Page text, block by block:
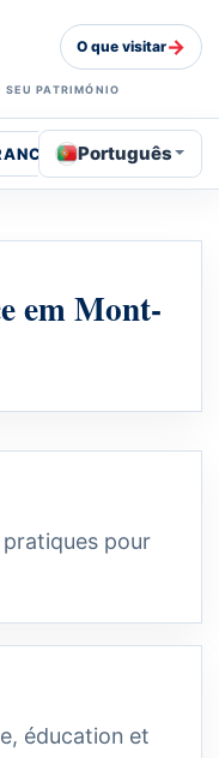
PATRIMÓNIO
O que visitar→
Português
em Mont-
pour
éducation et